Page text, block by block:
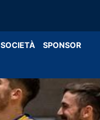
SOCIETÀ
SPONSOR